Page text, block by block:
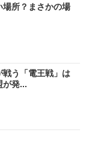
場所？まさかの場
戦う「電王戦」は
発...